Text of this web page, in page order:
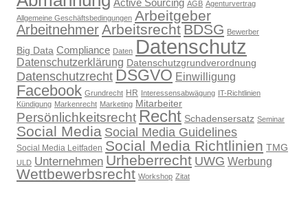
Active Sourcing AGB Agenturvertrag
Allgemeine Geschäftsbedingungen Arbeitgeber
ArbeitnehmerArbeitsrecht BDSG Bewerber
Big Data Compliance Daten Datenschutz
Datenschutzerklärung Datenschutzgrundverordnung
Datenschutzrecht DSGVO Einwilligung
Facebook Grundrecht HR Interessensabwägung IT-Richtlinien
Kündigung Markenrecht Marketing Mitarbeiter
Persönlichkeitsrecht Recht Schadensersatz Seminar
Social Media Social Media Guidelines
Social Media Leitfaden Social Media Richtlinien TMG
ULD Unternehmen Urheberrecht UWG Werbung
Wettbewerbsrecht Workshop Zitat